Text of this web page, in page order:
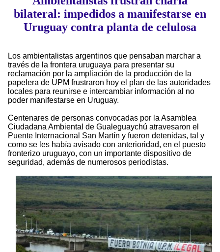
bilateral: impedidos a manifestarse en
Uruguay contra planta de celulosa
Los ambientalistas argentinos que pensaban marchar a
través de la frontera uruguaya para presentar su
reclamación por la ampliación de la producción de la
papelera de UPM frustraron hoy el plan de las autoridades
locales para reunirse e intercambiar información al no
poder manifestarse en Uruguay.
Centenares de personas convocadas por la Asamblea
Ciudadana Ambiental de Gualeguaychú atravesaron el
Puente Internacional San Martín y fueron detenidas, tal y
como se les había avisado con anterioridad, en el puesto
fronterizo uruguayo, con un importante dispositivo de
seguridad, además de numerosos periodistas.